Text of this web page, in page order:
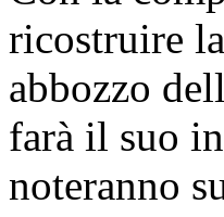
ricostruire
abbozzo
farà il suo
noteranno